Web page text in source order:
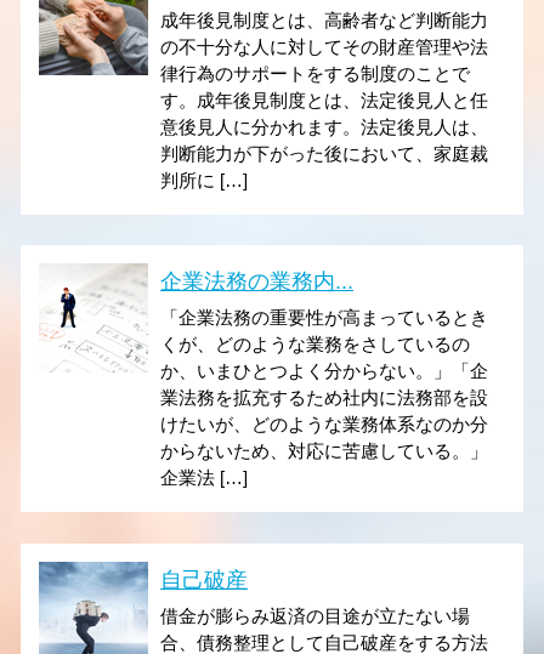
成年後見制度とは、高齢者など判断能力
の不十分な人に対してその財産管理や法
律行為のサポートをする制度のことで
す。成年後見制度とは、法定後見人と任
意後見人に分かれます。法定後見人は、
判断能力が下がった後において、家庭裁
判所に […]
企業法務の業務内...
「企業法務の重要性が高まっているとき
くが、どのような業務をさしているの
か、いまひとつよく分からない。」「企
業法務を拡充するため社内に法務部を設
けたいが、どのような業務体系なのか分
からないため、対応に苦慮している。」
企業法 […]
自己破産
借金が膨らみ返済の目途が立たない場
合、債務整理として自己破産をする方法